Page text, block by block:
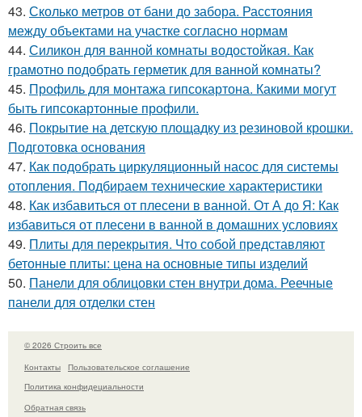
43. Сколько метров от бани до забора. Расстояния
между объектами на участке согласно нормам
44. Силикон для ванной комнаты водостойкая. Как
грамотно подобрать герметик для ванной комнаты?
45. Профиль для монтажа гипсокартона. Какими могут
быть гипсокартонные профили.
46. Покрытие на детскую площадку из резиновой крошки.
Подготовка основания
47. Как подобрать циркуляционный насос для системы
отопления. Подбираем технические характеристики
48. Как избавиться от плесени в ванной. От А до Я: Как
избавиться от плесени в ванной в домашних условиях
49. Плиты для перекрытия. Что собой представляют
бетонные плиты: цена на основные типы изделий
50. Панели для облицовки стен внутри дома. Реечные
панели для отделки стен
© 2026 Строить все
Контакты
Пользовательское соглашение
Политика конфидециальности
Обратная связь